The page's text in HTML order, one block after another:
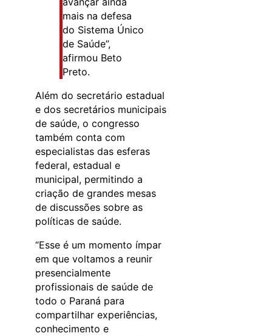
mais na defesa
do Sistema Único
de Saúde”,
afirmou Beto
Preto.
Além do secretário estadual
e dos secretários municipais
de saúde, o congresso
também conta com
especialistas das esferas
federal, estadual e
municipal, permitindo a
criação de grandes mesas
de discussões sobre as
políticas de saúde.
“Esse é um momento ímpar
em que voltamos a reunir
presencialmente
profissionais de saúde de
todo o Paraná para
compartilhar experiências,
conhecimento e